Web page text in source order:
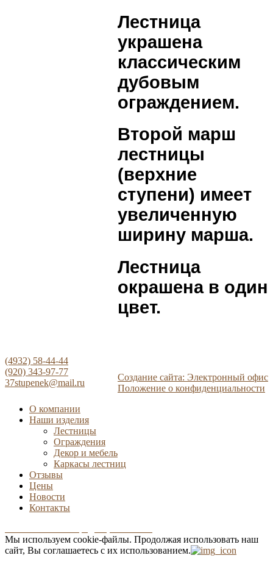
Лестница
украшена
классическим
дубовым
ограждением.
Второй марш
лестницы
(верхние
ступени) имеет
увеличенную
ширину марша.
Лестница
окрашена в один
цвет.
(4932) 58-44-44
(920) 343-97-77
37stupenek@mail.ru
Создание сайта: Электронный офис
Положение о конфиденциальности
О компании
Наши изделия
Лестницы
Ограждения
Декор и мебель
Каркасы лестниц
Отзывы
Цены
Новости
Контакты
Мы используем cookie-файлы. Продолжая использовать наш
сайт, Вы соглашаетесь с их использованием.